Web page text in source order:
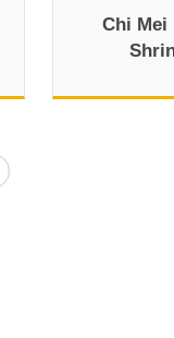
Chi Mei